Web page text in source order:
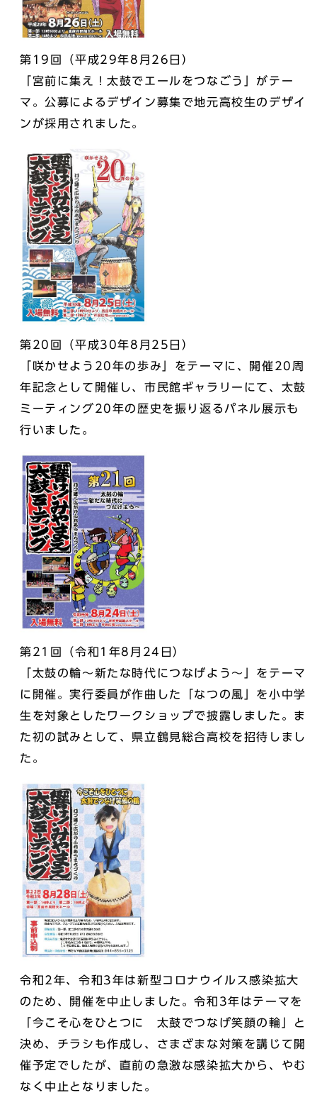
第19回（平成29年8月26日）
「宮前に集え！太鼓でエールをつなごう」がテー
マ。公募によるデザイン募集で地元高校生のデザイ
ンが採用されました。
第20回（平成30年8月25日）
「咲かせよう20年の歩み」をテーマに、開催20周
年記念として開催し、市民館ギャラリーにて、太鼓
ミーティング20年の歴史を振り返るパネル展示も
行いました。
第21回（令和1年8月24日）
「太鼓の輪～新たな時代につなげよう～」をテーマ
に開催。実行委員が作曲した「なつの風」を小中学
生を対象としたワークショップで披露しました。ま
た初の試みとして、県立鶴見総合高校を招待しまし
た。
令和2年、令和3年は新型コロナウイルス感染拡大
のため、開催を中止しました。令和3年はテーマを
「今こそ心をひとつに 太鼓でつなげ笑顔の輪」と
決め、チラシも作成し、さまざまな対策を講じて開
催予定でしたが、直前の急激な感染拡大から、やむ
なく中止となりました。